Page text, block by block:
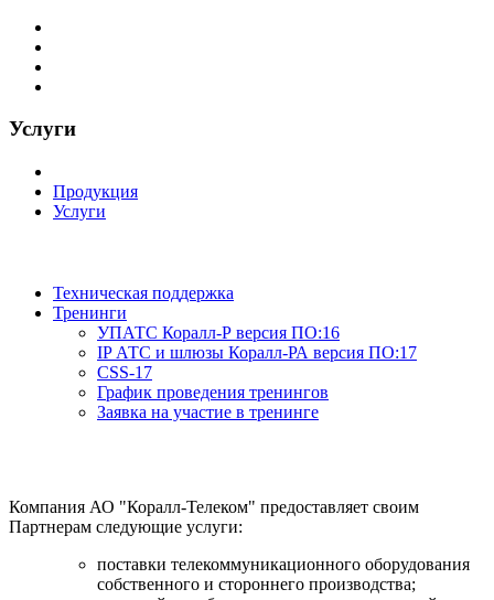
Услуги
Продукция
Услуги
Техническая поддержка
Тренинги
УПАТС Коралл-Р версия ПО:16
IP АТС и шлюзы Коралл-РА версия ПО:17
CSS-17
График проведения тренингов
Заявка на участие в тренинге
Компания АО "Коралл-Телеком" предоставляет своим
Партнерам следующие услуги:
поставки телекоммуникационного оборудования
собственного и стороннего производства;